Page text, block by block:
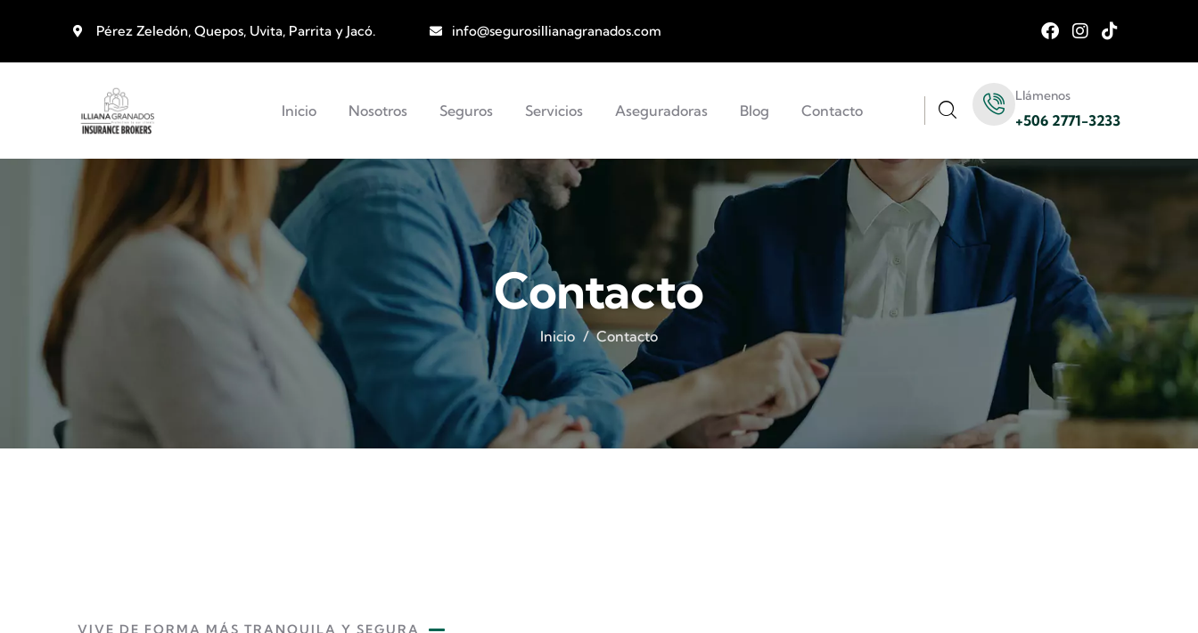
Pérez Zeledón, Quepos, Uvita, Parrita y Jacó. info@segurosillianagranados.com
Inicio Nosotros Seguros Servicios Aseguradoras Blog Contacto
Llámenos
+506 2771-3233
Contacto
Inicio Contacto
VIVE DE FORMA MÁS TRANQUILA Y SEGURA